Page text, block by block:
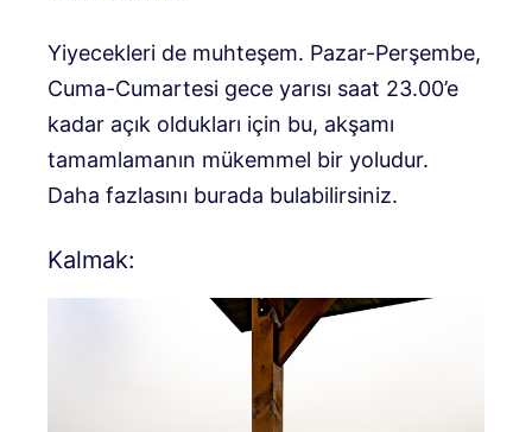
Yiyecekleri de muhteşem. Pazar-Perşembe,
Cuma-Cumartesi gece yarısı saat 23.00’e
kadar açık oldukları için bu, akşamı
tamamlamanın mükemmel bir yoludur.
Daha fazlasını burada bulabilirsiniz.
Kalmak: